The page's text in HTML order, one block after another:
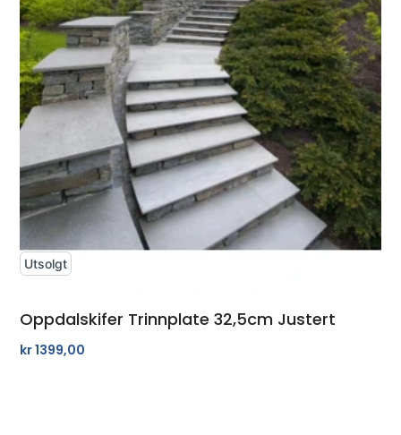
Oppdalskifer Trinnplate 32,5cm Justert
kr1399,00
Utsolgt